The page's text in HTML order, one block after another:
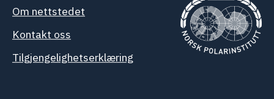
Om nettstedet
Kontakt oss
Tilgjengelighetserklæring